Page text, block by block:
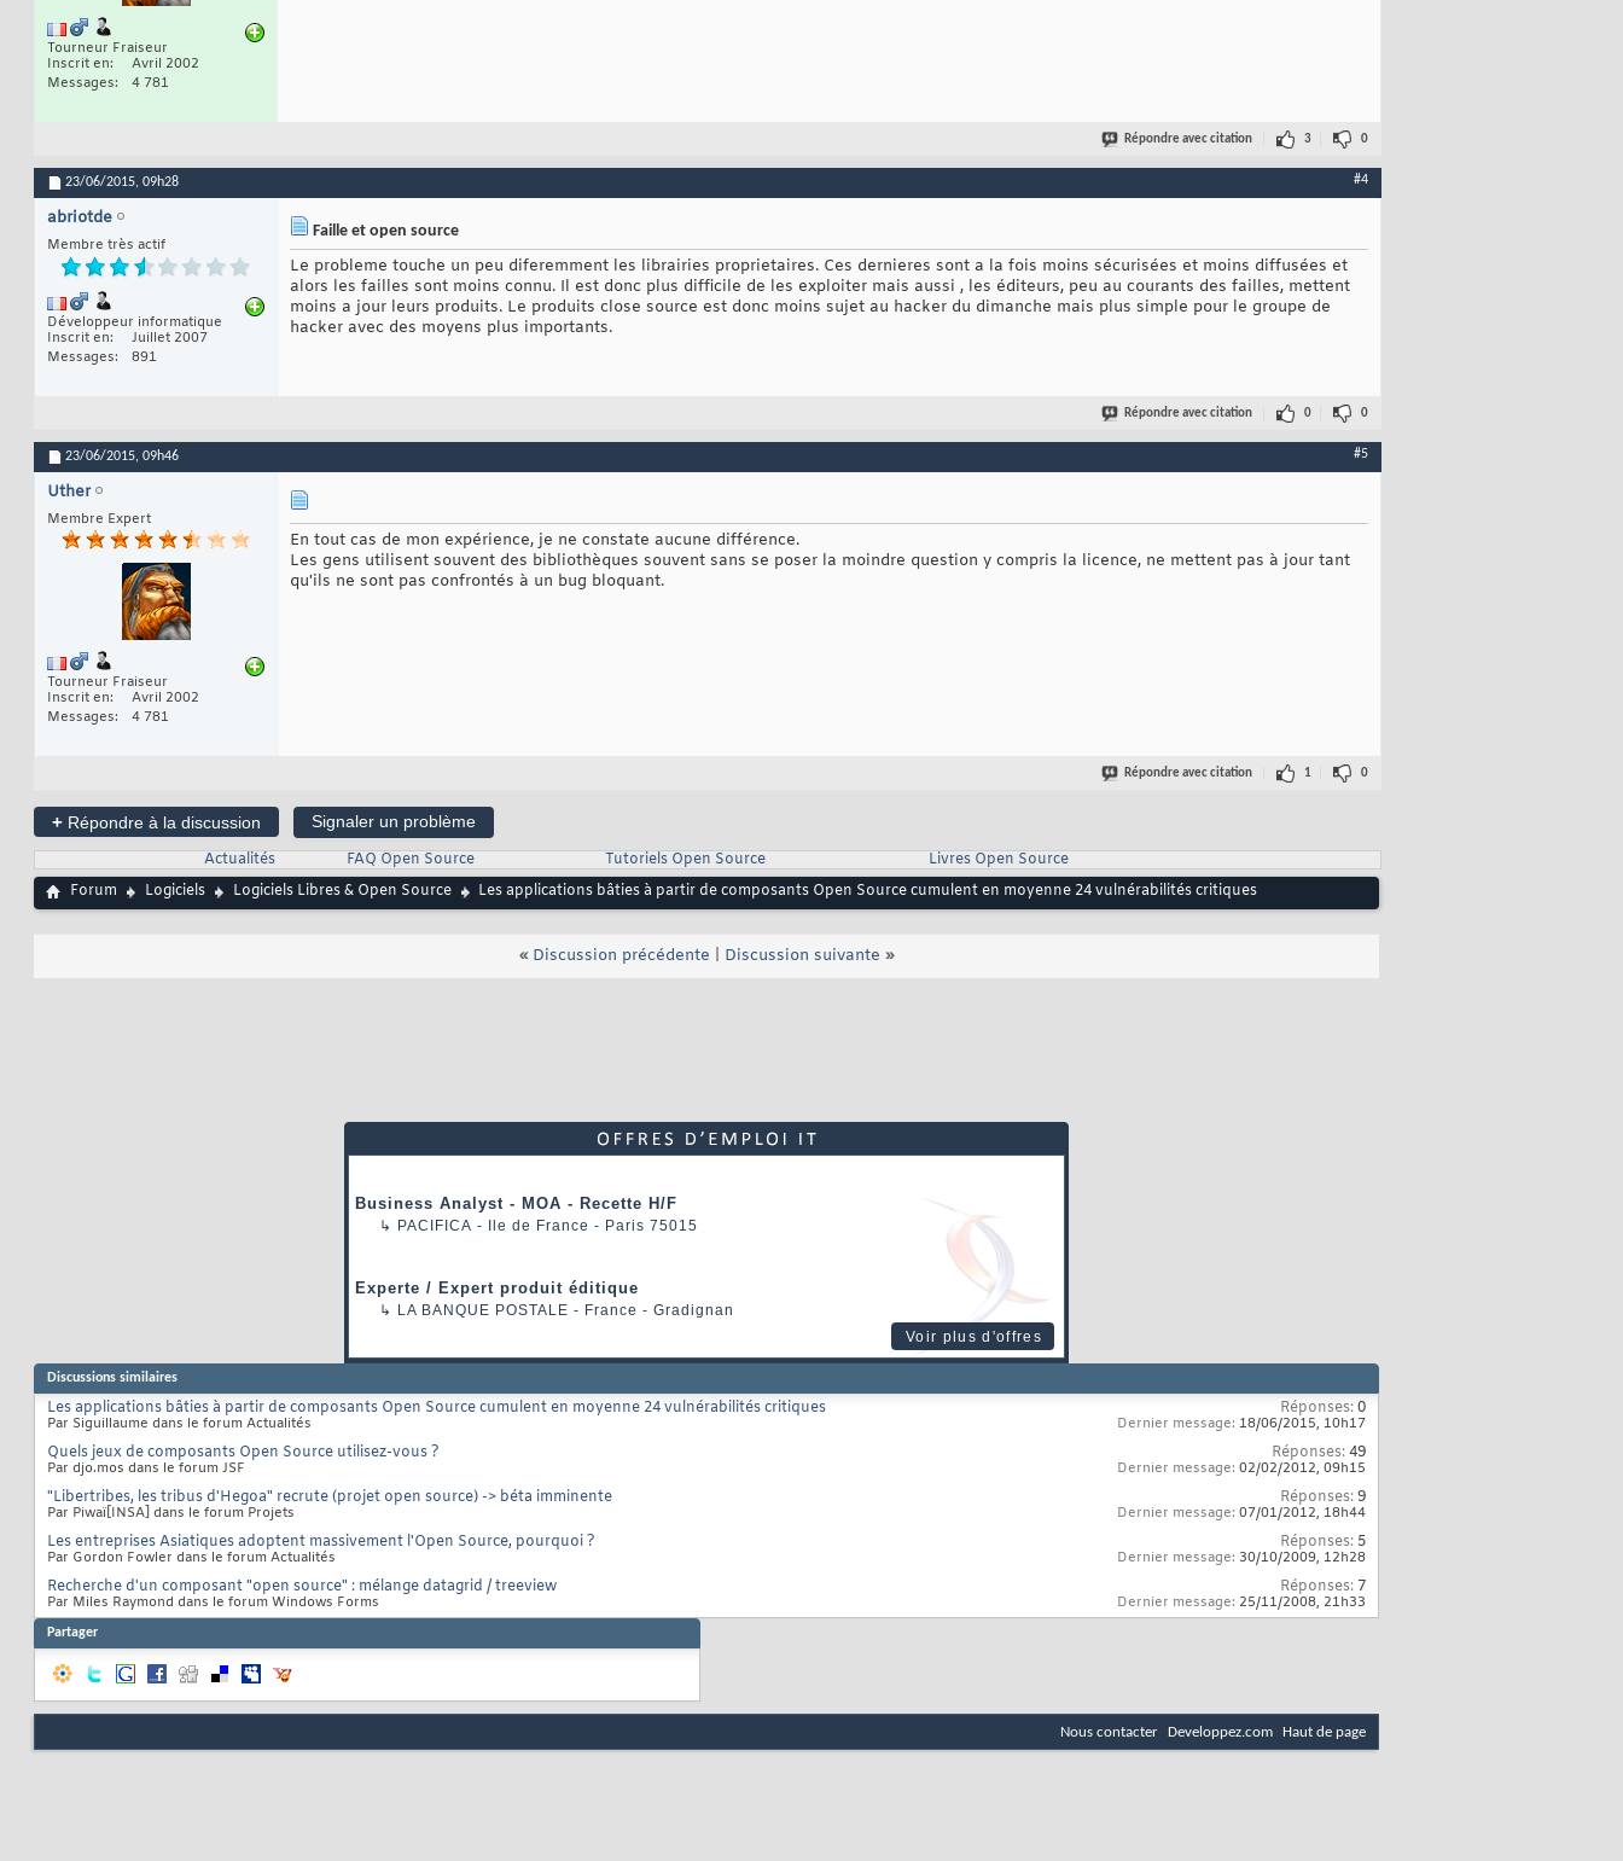
Tourneur Fraiseur
Inscrit en
Avril 2002
Messages
4 781
Répondre avec citation 3 0
23/06/2015, 09h28 #4
abriotde
Membre très actif
Développeur informatique
Inscrit en
Juillet 2007
Messages
891
Faille et open source
Le probleme touche un peu diferemment les librairies proprietaires. Ces dernieres sont a la fois moins sécurisées et moins diffusées et
alors les failles sont moins connu. Il est donc plus difficile de les exploiter mais aussi , les éditeurs, peu au courants des failles, mettent
moins a jour leurs produits. Le produits close source est donc moins sujet au hacker du dimanche mais plus simple pour le groupe de
hacker avec des moyens plus importants.
Répondre avec citation 0 0
23/06/2015, 09h46 #5
Uther
Membre Expert
Tourneur Fraiseur
Inscrit en
Avril 2002
Messages
4 781
En tout cas de mon expérience, je ne constate aucune différence.
Les gens utilisent souvent des bibliothèques souvent sans se poser la moindre question y compris la licence, ne mettent pas à jour tant
qu'ils ne sont pas confrontés à un bug bloquant.
Répondre avec citation 1 0
+ Répondre à la discussion
Signaler un problème
Actualités
FAQ Open Source Tutoriels Open Source
Livres Open Source
Forum
Logiciels Logiciels Libres & Open Source Les applications bâties à partir de composants Open Source cumulent en moyenne 24 vulnérabilités critiques
« Discussion précédente Discussion suivante »
Business Analyst - MOA - Recette H/F
↳ PACIFICA - Ile de France - Paris 75015
Experte / Expert produit éditique
↳ LA BANQUE POSTALE - France - Gradignan
Voir plus d'offres
Discussions similaires
Les applications bâties à partir de composants Open Source cumulent en moyenne 24 vulnérabilités critiques
Par Siguillaume dans le forum Actualités
Réponses:0
Dernier message: 18/06/2015, 10h17
Quels jeux de composants Open Source utilisez-vous ?
Par djo.mos dans le forum JSF
Réponses:49
Dernier message: 02/02/2012, 09h15
"Libertribes, les tribus d'Hegoa" recrute (projet open source) -> béta imminente
Par Piwaï[INSA] dans le forum Projets
Réponses:9
Dernier message: 07/01/2012, 18h44
Les entreprises Asiatiques adoptent massivement l'Open Source, pourquoi ?
Par Gordon Fowler dans le forum Actualités
Réponses: 5
Dernier message: 30/10/2009, 12h28
Recherche d'un composant "open source" : mélange datagrid / treeview
Par Miles Raymond dans le forum Windows Forms
Réponses: 7
Dernier message: 25/11/2008, 21h33
Partager
Nous contacter Developpez.com Haut de page